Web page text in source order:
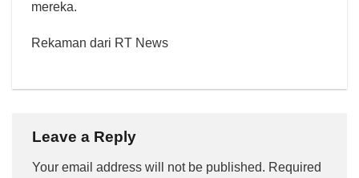
mereka.
Rekaman dari RT News
Leave a Reply
Your email address will not be published. Required